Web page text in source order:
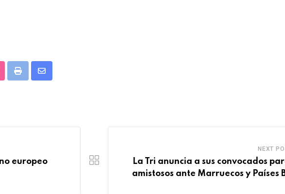
Print
Share
europeo
NEXT
La Tri anuncia a sus convocados
amistosos ante Marruecos y Países